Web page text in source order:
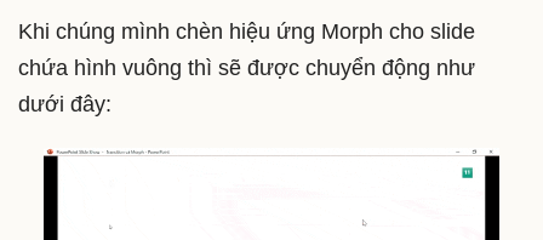
Khi chúng mình chèn hiệu ứng Morph cho slide
chứa hình vuông thì sẽ được chuyển động như
dưới đây: